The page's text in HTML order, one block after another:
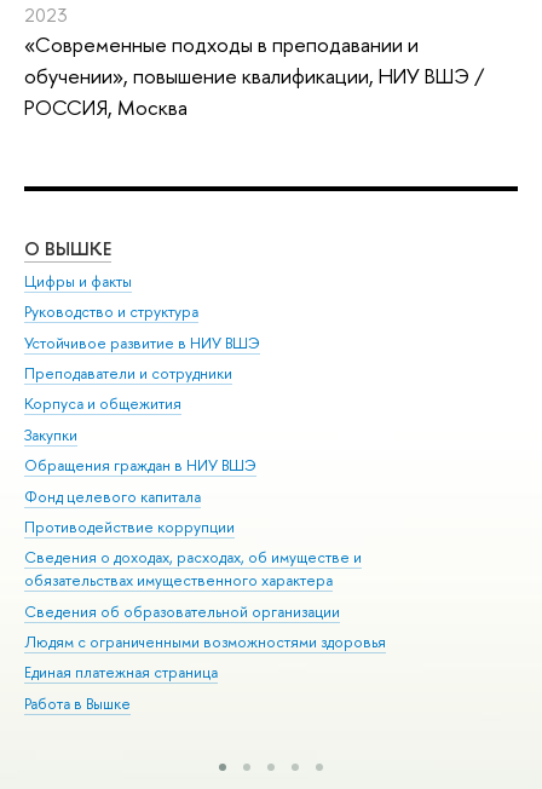
2023
«Современные подходы в преподавании и
обучении», повышение квалификации, НИУ ВШЭ /
РОССИЯ, Москва
О ВЫШКЕ
Цифры и факты
Руководство и структура
Устойчивое развитие в НИУ ВШЭ
Преподаватели и сотрудники
Корпуса и общежития
Закупки
Обращения граждан в НИУ ВШЭ
Фонд целевого капитала
Противодействие коррупции
Сведения о доходах, расходах, об имуществе и
обязательствах имущественного характера
Сведения об образовательной организации
Людям с ограниченными возможностями здоровья
Единая платежная страница
Работа в Вышке